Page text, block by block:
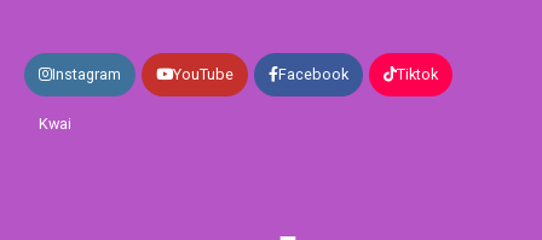
Instagram YouTube Facebook Tiktok
Kwai